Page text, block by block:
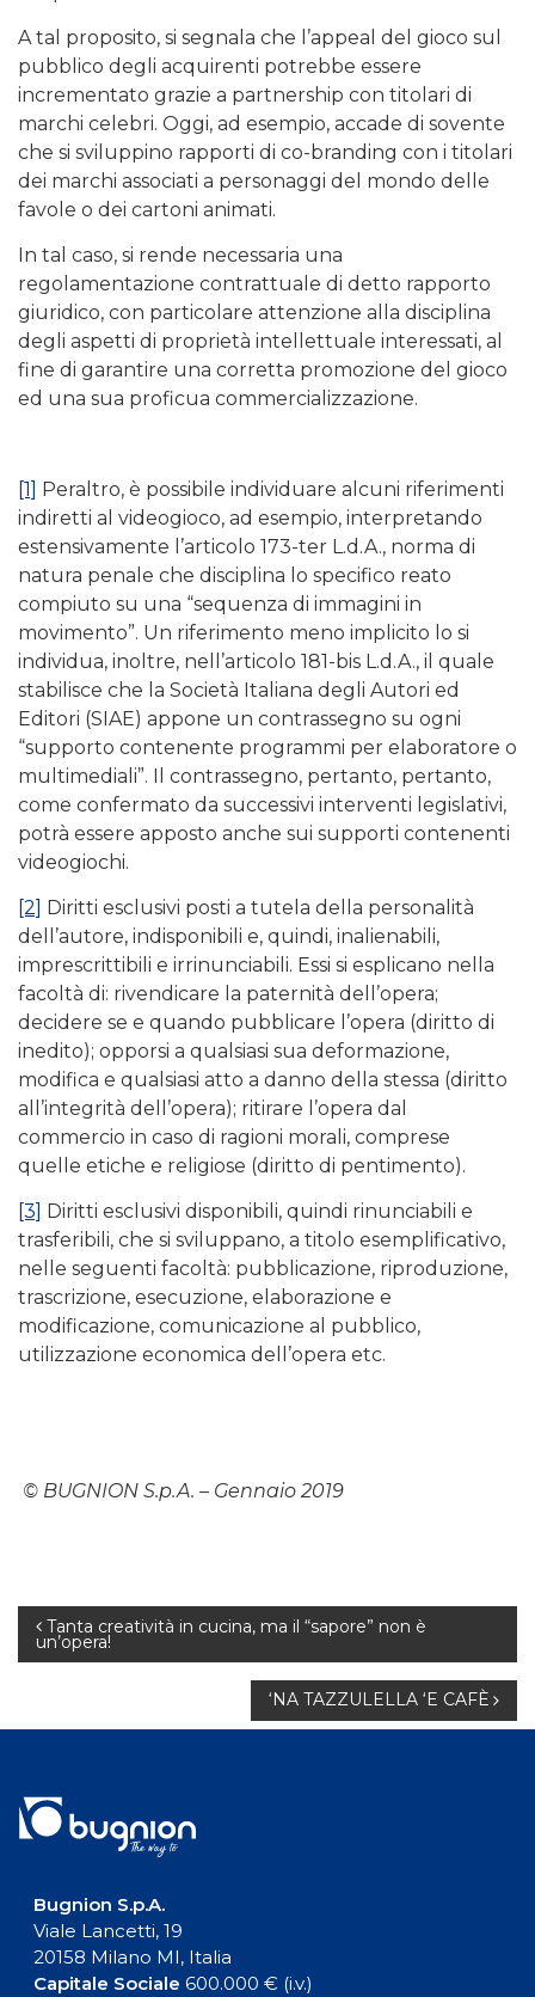
A tal proposito, si segnala che l’appeal del gioco sul
pubblico degli acquirenti potrebbe essere
incrementato grazie a partnership con titolari di
marchi celebri. Oggi, ad esempio, accade di sovente
che si sviluppino rapporti di co-branding con i titolari
dei marchi associati a personaggi del mondo delle
favole o dei cartoni animati.
In tal caso, si rende necessaria una
regolamentazione contrattuale di detto rapporto
giuridico, con particolare attenzione alla disciplina
degli aspetti di proprietà intellettuale interessati, al
fine di garantire una corretta promozione del gioco
ed una sua proficua commercializzazione.
[1]
Peraltro, è possibile individuare alcuni riferimenti
indiretti al videogioco, ad esempio, interpretando
estensivamente l’articolo 173-ter L.d.A., norma di
natura penale che disciplina lo specifico reato
compiuto su una “sequenza di immagini in
movimento”. Un riferimento meno implicito lo si
individua, inoltre, nell’articolo 181-bis L.d.A., il quale
stabilisce che la Società Italiana degli Autori ed
Editori (SIAE) appone un contrassegno su ogni
“supporto contenente programmi per elaboratore o
multimediali”. Il contrassegno, pertanto, pertanto,
come confermato da successivi interventi legislativi,
potrà essere apposto anche sui supporti contenenti
videogiochi.
[2]
Diritti esclusivi posti a tutela della personalità
dell’autore, indisponibili e, quindi, inalienabili,
imprescrittibili e irrinunciabili. Essi si esplicano nella
facoltà di: rivendicare la paternità dell’opera;
decidere se e quando pubblicare l’opera (diritto di
inedito); opporsi a qualsiasi sua deformazione,
modifica e qualsiasi atto a danno della stessa (diritto
all’integrità dell’opera); ritirare l’opera dal
commercio in caso di ragioni morali, comprese
quelle etiche e religiose (diritto di pentimento).
[3]
Diritti esclusivi disponibili, quindi rinunciabili e
trasferibili, che si sviluppano, a titolo esemplificativo,
nelle seguenti facoltà: pubblicazione, riproduzione,
trascrizione, esecuzione, elaborazione e
modificazione, comunicazione al pubblico,
utilizzazione economica dell’opera etc.
© BUGNION S.p.A. – Gennaio 2019
Navigazione
Tanta creatività in cucina, ma il “sapore” non è
un’opera!
‘NA TAZZULELLA ‘E CAFÈ
Bugnion S.p.A.
Viale Lancetti, 19
20158 Milano MI, Italia
Capitale Sociale 600.000 € (i.v.)